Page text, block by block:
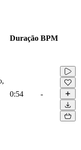
Duração BPM
0:54 -